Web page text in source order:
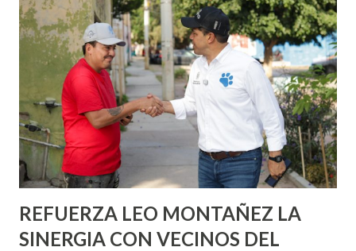
familias, al permitir diagnósticos oportunos, tratamientos
integrales y una mejor calidad de vida para quienes viven
con enfermedades renales. “Los primeros resultados del
Instituto nos confirman que cuando se apuesta por la
prevención y la atención temprana se salvan vidas. La salud
debe seguir siendo una prioridad y este modelo demuestra
que las políticas públicas bien diseñadas pueden
transformar la realidad de las personas”, afirmó Laura P...
REFUERZA LEO MONTAÑEZ LA
SINERGIA CON VECINOS DEL